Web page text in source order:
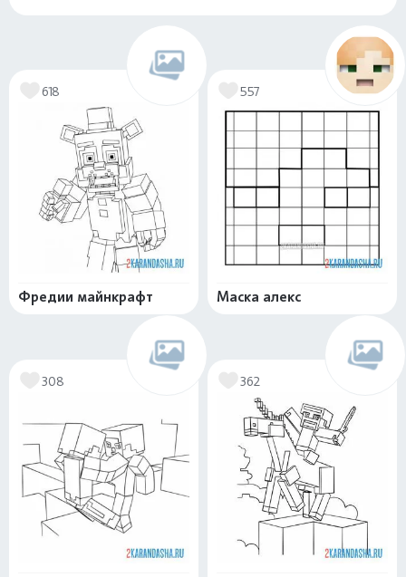
618
Фредии майнкрафт
557
Маска алекс
308 362